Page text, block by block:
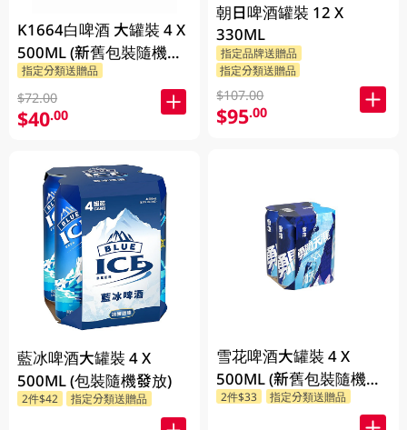
K1664白啤酒 大罐裝 4 X
500ML (新舊包裝隨機發
貨)
指定分類送贈品
$72.00
$40.00
藍冰啤酒大罐裝 4 X
500ML (包裝隨機發放)
2件$42 指定分類送贈品
朝日啤酒罐裝 12 X
330ML
指定品牌送贈品
指定分類送贈品
$107.00
$95.00
雪花啤酒大罐裝 4 X
500ML (新舊包裝隨機發
貨)
2件$33 指定分類送贈品